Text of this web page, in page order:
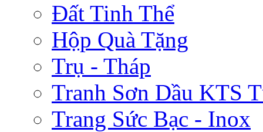
Đất Tinh Thể
Hộp Quà Tặng
Trụ - Tháp
Tranh Sơn Dầu KTS
Trang Sức Bạc - Inox